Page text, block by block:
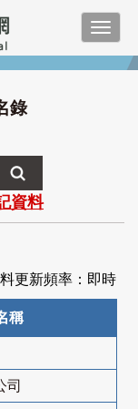
錄
資料
更新頻率：即時
稱
司